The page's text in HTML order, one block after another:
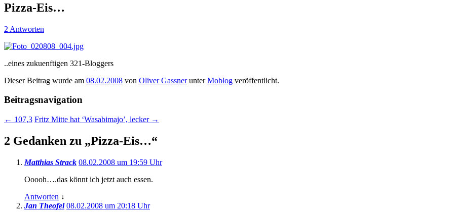
Pizza-Eis…
2 Antworten
..eines zukuenftigen 321-Bloggers
Dieser Beitrag wurde am 08.02.2008 von Oliver GassnerunterMoblog veröffentlicht.
Beitragsnavigation
← 107,3 Fritz Mitte hat ‘Wasabimajo’, lecker →
2 Gedanken zu „Pizza-Eis…“
Matthias Strack 08.02.2008 um 19:59 Uhr
Ooooh….das könnt ich jetzt auch essen.
Antworten ↓
Jan Theofel 08.02.2008 um 20:18 Uhr